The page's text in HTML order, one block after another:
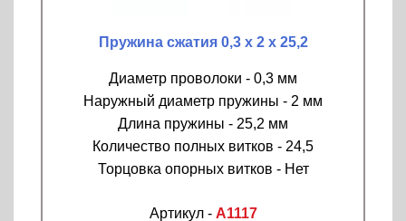
Пружина сжатия 0,3 х 2 х 25,2
Диаметр проволоки - 0,3 мм
Наружный диаметр пружины - 2 мм
Длина пружины - 25,2 мм
Количество полных витков - 24,5
Торцовка опорных витков - Нет
Артикул - A1117